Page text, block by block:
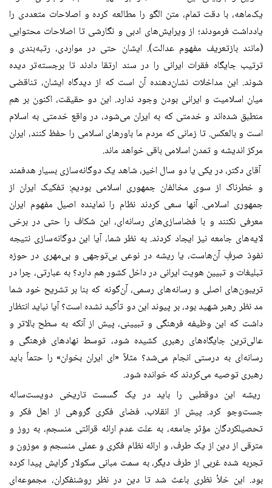
یک‌ماهه، با دقت تمام، متن الگو را مطالعه کرده و اصلاحات متعددی را
یادداشت فرمودند؛ از ویرایش‌های ادبی و نگارشی تا اصلاحات محتوایی
(مانند بازتعریف مفهوم عدالت). ایشان حتی در مواردی، رتبه‌بندی و
ترتیب جایگاه فقرات ایرانی را در سند ارتقا دادند تا برجسته‌تر دیده
شوند. این مداخلات نشان‌دهنده آن است که از دیدگاه ایشان، تناقضی
میان اسلامیت و ایرانی بودن وجود ندارد. این دو حقیقت، اکنون بر هم
منطبق شده‌اند و خدمتی که به ایران می‌شود، در واقع خدمتی به اسلام
است و بالعکس. تا زمانی که مردم ما باورهای اسلامی را حفظ کنند، ایران
مرکز اندیشه و تمدن اسلامی باقی خواهد ماند.
آقای دکتر، در یکی یا دو سال اخیر، شاهد یک دوگانه‌سازی بسیار هدفمند
و خطرناک از سوی مخالفان جمهوری اسلامی بودیم: تفکیک ایران از
جمهوری اسلامی. آنها سعی کردند نظام را نماینده اصیل مفهوم ایران
معرفی نکنند و با فضاسازی‌های رسانه‌ای، این شکاف را حتی در برخی
لایه‌های جامعه نیز ایجاد کردند. به نظر شما، آیا این دوگانه‌سازی نتیجه‌
نفوذ صرفِ آن‌هاست، یا ریشه در نوعی بی‌توجهی و بی‌مهری در حوزه
تبلیغات و تبیین هویت ایرانی در داخل کشور هم دارد؟ به عبارتی، چرا در
تریبون‌های اصلی و رسانه‌های رسمی، آن‌گونه که بنا بر تشریح خود شما
مد نظر رهبر شهید بود، بر پیوند این دو تأکید نشده است؟ آیا نباید انتظار
داشت که این وظیفه فرهنگی و تبیینی، پیش از آنکه به سطح بالاتر و
عالی‌ترین جایگاه‌های رهبری کشیده شود، توسط نهادهای فرهنگی و
رسانه‌ای به درستی انجام می‌شد؟ مثلاً «ای ایران بخوان» را حتماً باید
رهبری توصیه می‌کردند که خوانده شود.
ریشه‌ این دوقطبی را باید در یک گسست تاریخی دویست‌ساله
جست‌وجو کرد. پیش از انقلاب، فضای فکری گروهی از اهل فکر و
تحصیلکردگان مؤثر جامعه، به علت عدم ارائه قرائتی منسجم، به روز و
مترقی از دین از یک طرف، و ارائه نظام فکری و عملی منسجم و موزون و
تجربه شده غربی از طرف دیگر، به سمت مبانی سکولار گرایش پیدا کرده
بود. این خلأ نظری باعث شد تا دین در نظر روشنفکران، مجموعه‌ای